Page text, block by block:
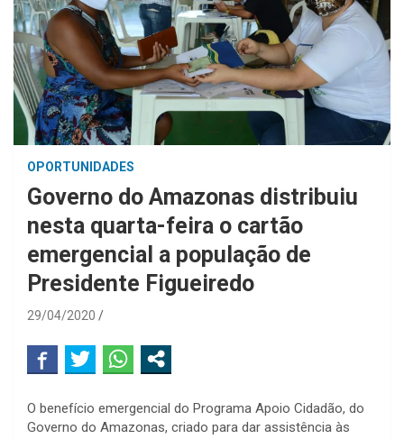
OPORTUNIDADES
Governo do Amazonas distribuiu
nesta quarta-feira o cartão
emergencial a população de
Presidente Figueiredo
29/04/2020
O benefício emergencial do Programa Apoio Cidadão, do
Governo do Amazonas, criado para dar assistência às